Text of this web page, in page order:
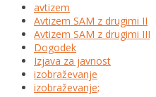
avtizem
Avtizem SAM z drugimi II
Avtizem SAM z drugimi III
Dogodek
Izjava za javnost
izobraževanje
izobraževanje;